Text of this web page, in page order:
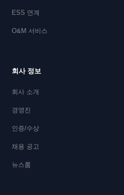
ESS 연계
O&M 서비스
회사 정보
회사 소개
경영진
인증/수상
채용 공고
뉴스룸